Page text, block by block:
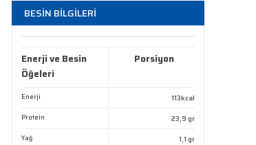
BESİN BİLGİLERİ
Enerji ve Besin
Öğeleri
Porsiyon
Enerji 113kcal
Protein 23,9 gr
Yağ 1,1 gr